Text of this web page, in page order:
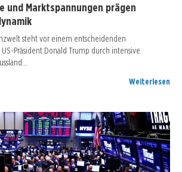
und Marktspannungen prägen
steht vor einem entscheidenden
Präsident Donald Trump durch intensive
Weiterlesen